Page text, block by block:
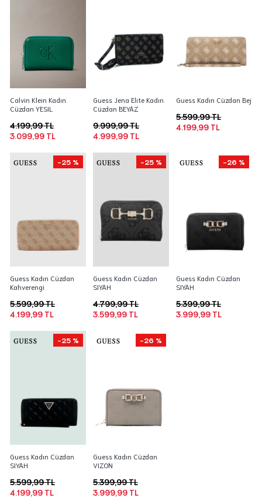
Calvin Klein Kadın
Cüzdan YESIL
3.099,99 TL
4.199,99 TL
Guess Jena Elite Kadın
Cüzdan BEYAZ
4.999,99 TL
9.999,99 TL
Guess Kadın Cüzdan Bej
4.199,99 TL
5.599,99 TL
-25 %
Guess Kadın Cüzdan
Kahverengi
4.199,99 TL
5.599,99 TL
-25 %
Guess Kadın Cüzdan
SIYAH
3.599,99 TL
4.799,99 TL
-26 %
Guess Kadın Cüzdan
SIYAH
3.999,99 TL
5.399,99 TL
-25 %
Guess Kadın Cüzdan
SIYAH
4.199,99 TL
5.599,99 TL
-26 %
Guess Kadın Cüzdan
VIZON
3.999,99 TL
5.399,99 TL